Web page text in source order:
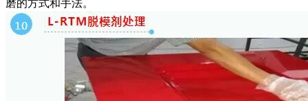
磨的方式和手法。